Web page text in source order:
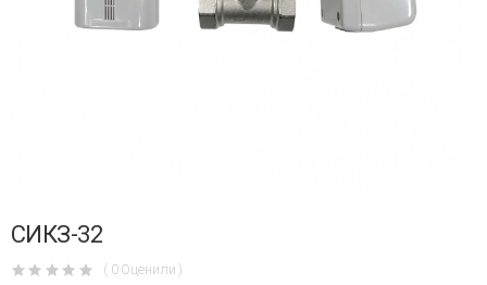
СИКЗ-32
( 0 Оценили )